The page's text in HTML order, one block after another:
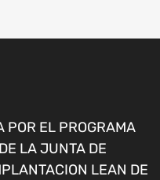
POR EL PROGRAMA
LA JUNTA DE
LEAN DE